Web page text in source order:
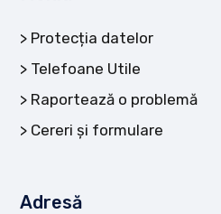
Protecția datelor
Telefoane Utile
Raportează o problemă
Cereri și formulare
Adresă